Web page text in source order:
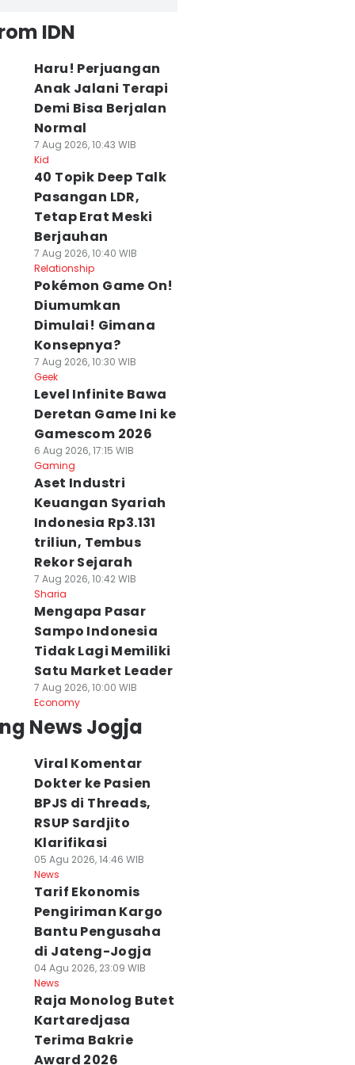
IDN
Haru! Perjuangan
Anak Jalani Terapi
Demi Bisa Berjalan
Normal
7 Aug 2026, 10:43 WIB
Kid
40 Topik Deep Talk
Pasangan LDR,
Tetap Erat Meski
Berjauhan
7 Aug 2026, 10:40 WIB
Relationship
Pokémon Game On!
Diumumkan
Dimulai! Gimana
Konsepnya?
7 Aug 2026, 10:30 WIB
Geek
Level Infinite Bawa
Deretan Game Ini ke
Gamescom 2026
6 Aug 2026, 17:15 WIB
Gaming
Aset Industri
Keuangan Syariah
Indonesia Rp3.131
triliun, Tembus
Rekor Sejarah
7 Aug 2026, 10:42 WIB
Sharia
Mengapa Pasar
Sampo Indonesia
Tidak Lagi Memiliki
Satu Market Leader
7 Aug 2026, 10:00 WIB
Economy
News Jogja
Viral Komentar
Dokter ke Pasien
BPJS di Threads,
RSUP Sardjito
Klarifikasi
05 Agu 2026, 14:46 WIB
News
Tarif Ekonomis
Pengiriman Kargo
Bantu Pengusaha
di Jateng-Jogja
04 Agu 2026, 23:09 WIB
News
Raja Monolog Butet
Kartaredjasa
Terima Bakrie
Award 2026